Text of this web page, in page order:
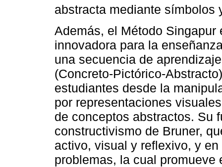
abstracta mediante símbolos
Además, el Método
innovadora para la
una secuencia de
(Concreto-Pictórico-
estudiantes desde la
por representaciones
de conceptos abstractos. Su
constructivismo de Bruner,
activo, visual y reflexivo, y
problemas, la cual